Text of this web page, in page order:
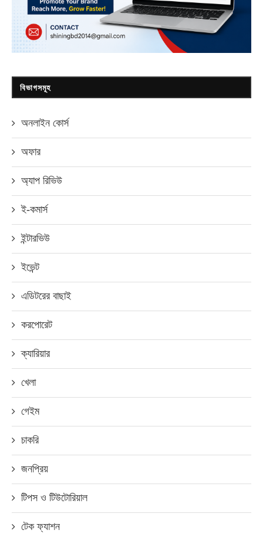
বিভাগসমূহ
অনলাইন কোর্স
অফার
অ্যাপ রিভিউ
ই-কমার্স
ইন্টারভিউ
ইভেন্ট
এডিটরের বাছাই
করপোরেট
ক্যারিয়ার
খেলা
গেইম
চাকরি
জনপ্রিয়
টিপস ও টিউটোরিয়াল
টেক ফ্যাশন